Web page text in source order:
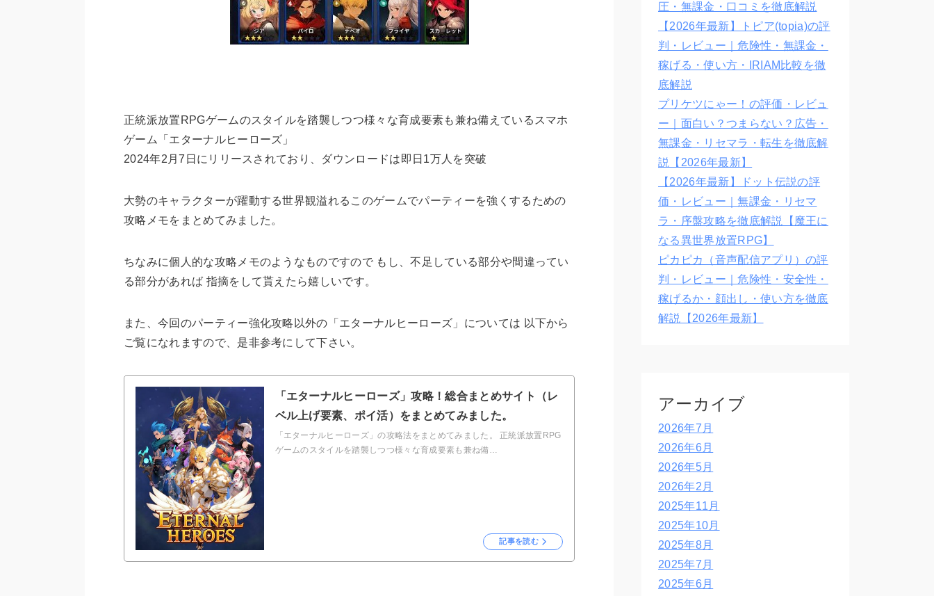
正統派放置RPGゲームのスタイルを踏襲しつつ様々な育成要素も兼ね備えているスマホ
ゲーム「エターナルヒーローズ」
2024年2月7日にリリースされており、ダウンロードは即日1万人を突破
大勢のキャラクターが躍動する世界観溢れるこのゲームでパーティーを強くするための
攻略メモをまとめてみました。
ちなみに個人的な攻略メモのようなものですので もし、不足している部分や間違ってい
る部分があれば 指摘をして貰えたら嬉しいです。
また、今回のパーティー強化攻略以外の「エターナルヒーローズ」については 以下から
ご覧になれますので、是非参考にして下さい。
「エターナルヒーローズ」攻略！総合まとめサイト（レ
ベル上げ要素、ポイ活）をまとめてみました。
「エターナルヒーローズ」の攻略法をまとめてみました。 正統派放置RPG
ゲームのスタイルを踏襲しつつ様々な育成要素も兼ね備…
記事を読む
圧・無課金・口コミを徹底解説
【2026年最新】トピア(topia)の評
判・レビュー｜危険性・無課金・
稼げる・使い方・IRIAM比較を徹
底解説
プリケツにゃー！の評価・レビュ
ー｜面白い？つまらない？広告・
無課金・リセマラ・転生を徹底解
説【2026年最新】
【2026年最新】ドット伝説の評
価・レビュー｜無課金・リセマ
ラ・序盤攻略を徹底解説【魔王に
なる異世界放置RPG】
ピカピカ（音声配信アプリ）の評
判・レビュー｜危険性・安全性・
稼げるか・顔出し・使い方を徹底
解説【2026年最新】
アーカイブ
2026年7月
2026年6月
2026年5月
2026年2月
2025年11月
2025年10月
2025年8月
2025年7月
2025年6月